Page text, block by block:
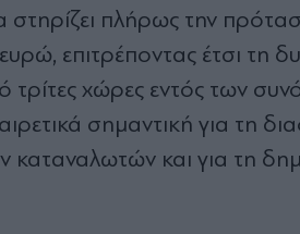
πλήρως την
επιτρέποντας έτσι τη
τρίτες χώρες εντός των
σημαντική για τη
και για τη